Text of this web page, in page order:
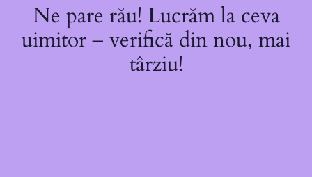
Ne pare rău! Lucrăm la ceva
uimitor – verifică din nou, mai
târziu!